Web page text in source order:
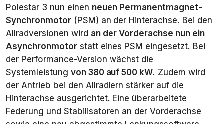
Polestar 3 nun einen neuen Permanentmagnet-
Synchronmotor (PSM) an der Hinterachse. Bei den
Allradversionen wird an der Vorderachse nun ein
Asynchronmotor statt eines PSM eingesetzt. Bei
der Performance-Version wächst die
Systemleistung von 380 auf 500 kW. Zudem wird
der Antrieb bei den Allradlern stärker auf die
Hinterachse ausgerichtet. Eine überarbeitete
Federung und Stabilisatoren an der Vorderachse